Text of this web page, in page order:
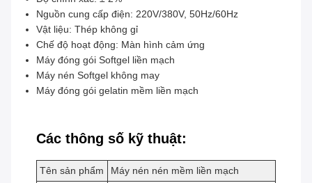
Nguồn cung cấp điện: 220V/380V, 50Hz/60Hz
Vật liệu: Thép không gỉ
Chế độ hoạt động: Màn hình cảm ứng
Máy đóng gói Softgel liền mạch
Máy nén Softgel không may
Máy đóng gói gelatin mềm liền mạch
Các thông số kỹ thuật:
Tên sản phẩm
Máy nén nén mềm liền mạch